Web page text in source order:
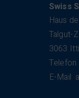
Swiss
Haus
Talgut-
3063
Telefon
E-Mail